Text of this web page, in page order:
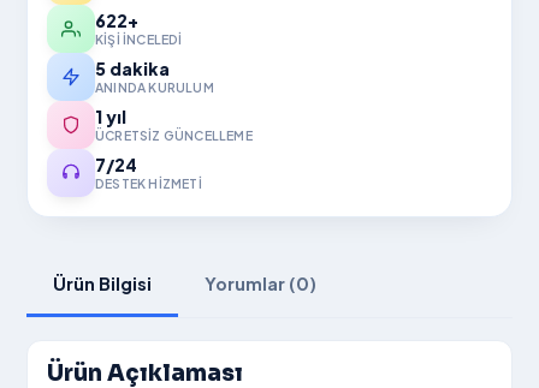
622+
KIŞI INCELEDI
5 dakika
ANINDA KURULUM
1 yıl
ÜCRETSIZ GÜNCELLEME
7/24
DESTEK HIZMETI
Ürün Bilgisi Yorumlar (0)
Ürün Açıklaması